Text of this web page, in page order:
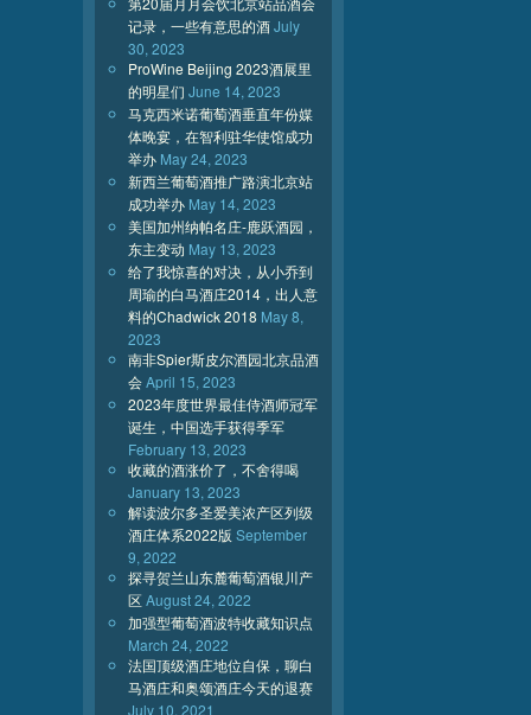
记录，一些有意思的酒July
30, 2023
ProWine Beijing 2023酒展里
的明星们 June 14, 2023
马克西米诺葡萄酒垂直年份媒
体晚宴，在智利驻华使馆成功
举办 May 24, 2023
新西兰葡萄酒推广路演北京站
成功举办 May 14, 2023
美国加州纳帕名庄-鹿跃酒园，
东主变动 May 13, 2023
给了我惊喜的对决，从小乔到
周瑜的白马酒庄2014，出人意
料的Chadwick 2018 May 8,
2023
南非Spier斯皮尔酒园北京品酒
会April 15, 2023
2023年度世界最佳侍酒师冠军
诞生，中国选手获得季军
February 13, 2023
收藏的酒涨价了，不舍得喝
January 13, 2023
解读波尔多圣爱美浓产区列级
酒庄体系2022版 September
9, 2022
探寻贺兰山东麓葡萄酒银川产
区August 24, 2022
加强型葡萄酒波特收藏知识点
March 24, 2022
法国顶级酒庄地位自保，聊白
马酒庄和奥颂酒庄今天的退赛
July 10, 2021